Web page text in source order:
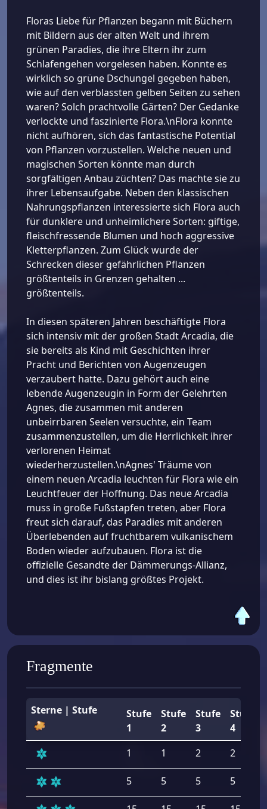
Floras Liebe für Pflanzen begann mit Büchern
mit Bildern aus der alten Welt und ihrem
grünen Paradies, die ihre Eltern ihr zum
Schlafengehen vorgelesen haben. Konnte es
wirklich so grüne Dschungel gegeben haben,
wie auf den verblassten gelben Seiten zu sehen
waren? Solch prachtvolle Gärten? Der Gedanke
verlockte und faszinierte Flora.\nFlora konnte
nicht aufhören, sich das fantastische Potential
von Pflanzen vorzustellen. Welche neuen und
magischen Sorten könnte man durch
sorgfältigen Anbau züchten? Das machte sie zu
ihrer Lebensaufgabe. Neben den klassischen
Nahrungspflanzen interessierte sich Flora auch
für dunklere und unheimlichere Sorten: giftige,
fleischfressende Blumen und hoch aggressive
Kletterpflanzen. Zum Glück wurde der
Schrecken dieser gefährlichen Pflanzen
größtenteils in Grenzen gehalten ...
größtenteils.
In diesen späteren Jahren beschäftigte Flora
sich intensiv mit der großen Stadt Arcadia, die
sie bereits als Kind mit Geschichten ihrer
Pracht und Berichten von Augenzeugen
verzaubert hatte. Dazu gehört auch eine
lebende Augenzeugin in Form der Gelehrten
Agnes, die zusammen mit anderen
unbeirrbaren Seelen versuchte, ein Team
zusammenzustellen, um die Herrlichkeit ihrer
verlorenen Heimat
wiederherzustellen.\nAgnes' Träume von
einem neuen Arcadia leuchten für Flora wie ein
Leuchtfeuer der Hoffnung. Das neue Arcadia
muss in große Fußstapfen treten, aber Flora
freut sich darauf, das Paradies mit anderen
Überlebenden auf fruchtbarem vulkanischem
Boden wieder aufzubauen. Flora ist die
offizielle Gesandte der Dämmerungs-Allianz,
und dies ist ihr bislang größtes Projekt.
Fragmente
Sterne | Stufe
Stufe
1
Stufe
2
Stufe
3
Stufe
4
1
1 2 2
5 5 5 5